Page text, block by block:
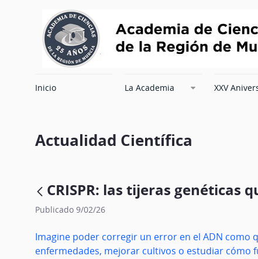
Inicio La Academia XXV
Actualidad Científica
CRISPR: las tijeras
Publicado 9/02/26
Imagine poder corregir un error en el ADN
enfermedades, mejorar cultivos o estudiar cómo